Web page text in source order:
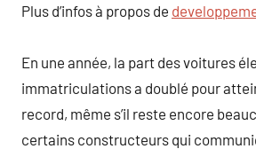
Plus d’infos à propos de
En une année, la part des voitures
immatriculations a doublé pour
record, même s’il reste encore
certains constructeurs qui